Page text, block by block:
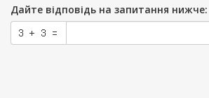
Дайте відповідь на запитання нижче: